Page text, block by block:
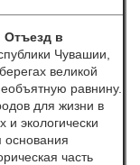
Отъезд в
Чувашии,
великой
равнину.
для жизни в
и экологически
основания
часть